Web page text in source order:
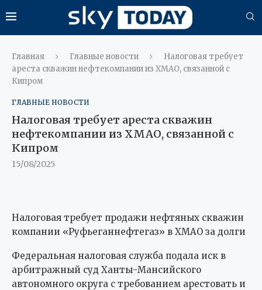
Главная Главные новости
Налоговая требует
ареста скважин нефтекомпании из ХМАО, связанной с
Кипром
ГЛАВНЫЕ НОВОСТИ
Налоговая требует ареста скважин
нефтекомпании из ХМАО, связанной с
Кипром
15/08/2025
Налоговая требует продажи нефтяных скважин
компании «Руфьеганнефтегаз» в ХМАО за долги
Федеральная налоговая служба подала иск в
арбитражный суд Ханты-Мансийского
автономного округа с требованием арестовать и